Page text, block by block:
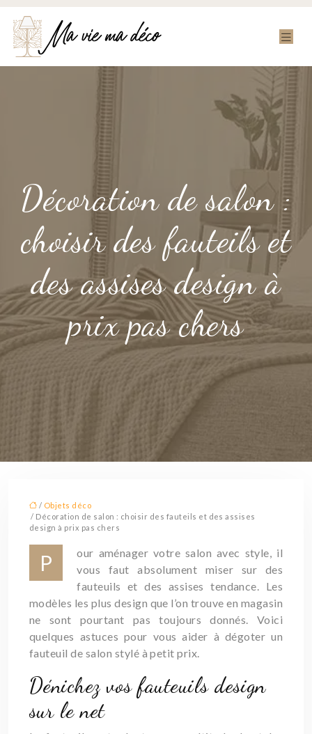
Décoration de salon :
choisir des fauteils et
des assises design à
prix pas chers
/ Objets déco
/ Décoration de salon : choisir des fauteils et des assises
design à prix pas chers
P
our aménager votre salon avec style, il
vous faut absolument miser sur des
fauteuils et des assises tendance. Les
modèles les plus design que l’on trouve en magasin
ne sont pourtant pas toujours donnés. Voici
quelques astuces pour vous aider à dégoter un
fauteuil de salon stylé à petit prix.
Dénichez vos fauteuils design
sur le net